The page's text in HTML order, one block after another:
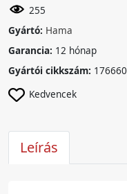
255
Gyártó: Hama
Garancia: 12 hónap
Gyártói cikkszám: 176660
Kedvencek
Leírás